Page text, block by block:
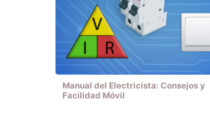
Manual del Electricista: Consejos y
Facilidad Móvil